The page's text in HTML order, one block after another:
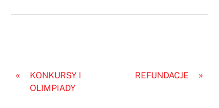
«
KONKURSY I
OLIMPIADY
»
REFUNDACJE